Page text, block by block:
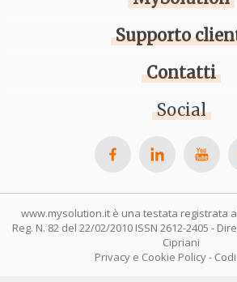
Supporto
Contatti
Social
www.mysolution.it è una testata registrata
Reg. N. 82 del 22/02/2010 ISSN 2612-2405 -
Cipriani
Privacy e Cookie Policy-